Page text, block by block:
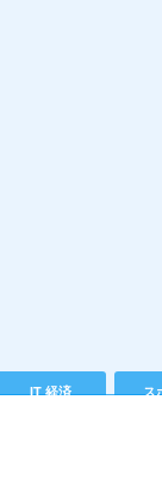
IT 経済 ス